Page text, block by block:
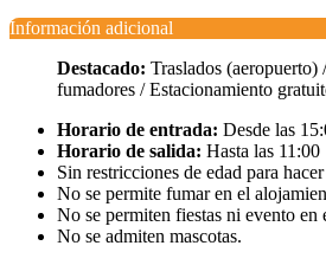
Información adicional
Destacado: Traslados
fumadores / Estacionamiento
Horario de entrada: Desde las
Horario de salida: Hasta las 11:00
Sin restricciones de edad para
No se permite fumar en el
No se permiten fiestas ni evento en
No se admiten mascotas.